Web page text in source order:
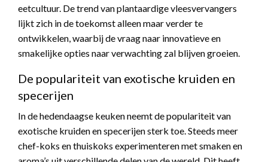
eetcultuur. De trend van plantaardige vleesvervangers
lijkt zich in de toekomst alleen maar verder te
ontwikkelen, waarbij de vraag naar innovatieve en
smakelijke opties naar verwachting zal blijven groeien.
De populariteit van exotische kruiden en
specerijen
In de hedendaagse keuken neemt de populariteit van
exotische kruiden en specerijen sterk toe. Steeds meer
chef-koks en thuiskoks experimenteren met smaken en